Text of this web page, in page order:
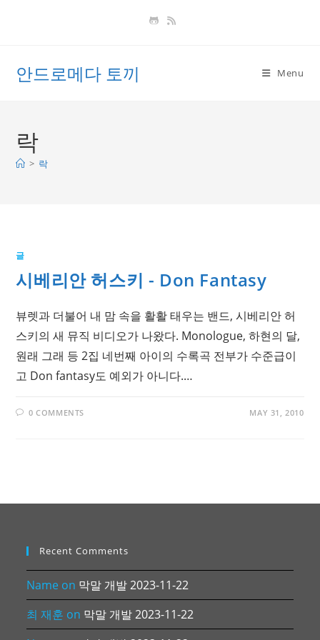
안드로메다 토끼 Menu
락
> 락
글
시베리안 허스키 - Don Fantasy
뷰렛과 더불어 내 맘 속을 활활 태우는 밴드, 시베리안 허
스키의 새 뮤직 비디오가 나왔다. Monologue, 하현의 달,
원래 그래 등 2집 네번째 아이의 수록곡 전부가 수준급이
고 Don fantasy도 예외가 아니다.…
0 COMMENTS MAY 31, 2010
Recent Comments
Name on 막말 개발 2023-11-22
최 재훈 on 막말 개발 2023-11-22